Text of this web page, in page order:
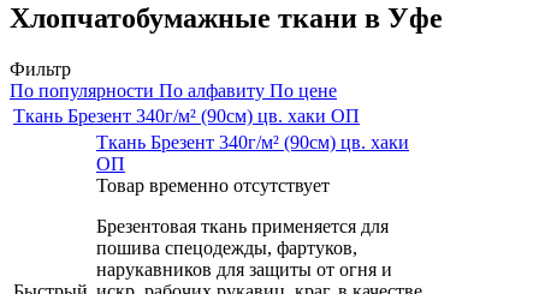
Хлопчатобумажные ткани в Уфе
Фильтр
По популярности По алфавиту По цене
Ткань Брезент 340г/м² (90см) цв. хаки ОП
Ткань Брезент 340г/м² (90см) цв. хаки
ОП
Товар временно отсутствует
Брезентовая ткань применяется для
пошива спецодежды, фартуков,
нарукавников для защиты от огня и